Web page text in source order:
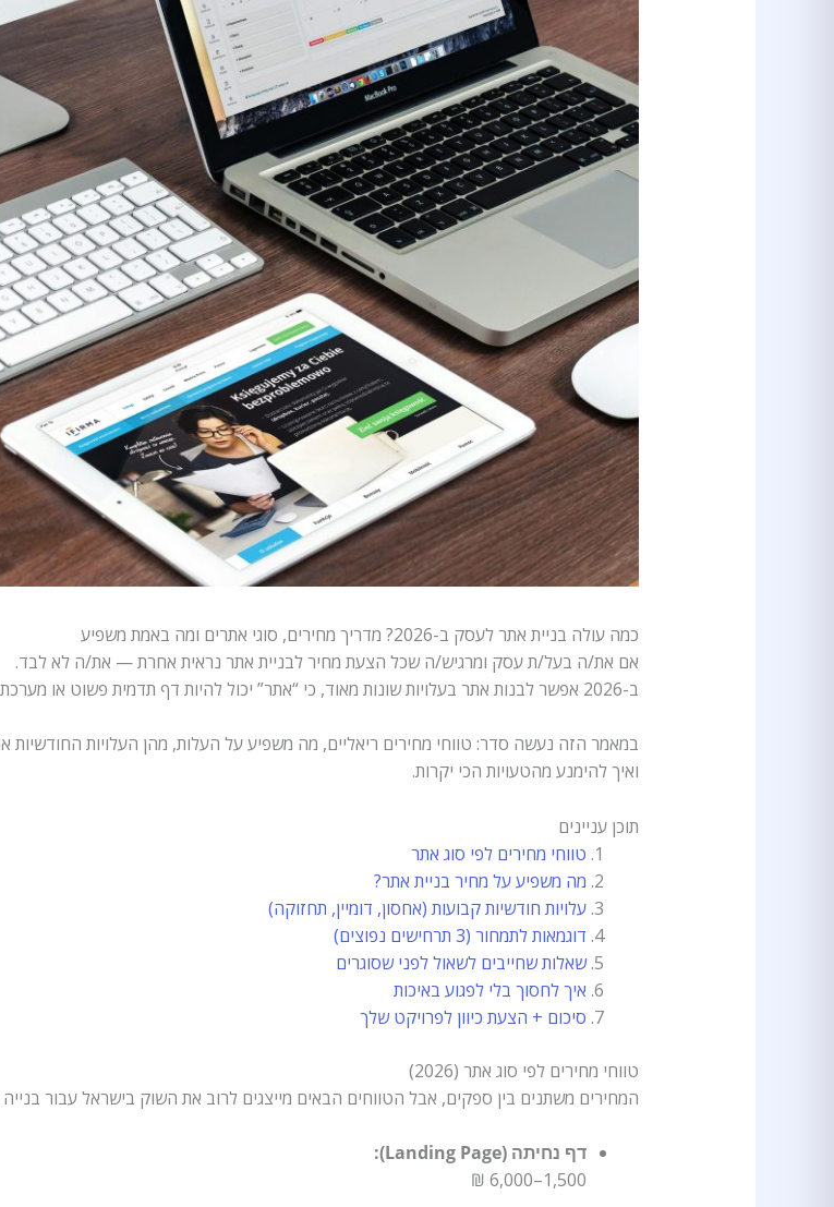
כמה עולה בניית אתר לעסק ב-2026? מדריך מחירים, סוגי אתרים ומה באמת משפיע
אם את/ה בעל/ת עסק ומרגיש/ה שכל הצעת מחיר לבניית אתר נראית אחרת — את/ה לא לבד.
ב-2026 אפשר לבנות אתר בעלויות שונות מאוד, כי “אתר” יכול להיות דף תדמית פשוט או מערכת מורכבת עם אוטומציות, סליקה, CRM וחיבורים לכלים נוספים.
במאמר הזה נעשה סדר: טווחי מחירים ריאליים, מה משפיע על העלות, מהן העלויות
ואיך להימנע מהטעויות הכי יקרות.
תוכן עניינים
טווחי מחירים לפי סוג אתר
מה משפיע על מחיר בניית אתר?
עלויות חודשיות קבועות (אחסון, דומיין, תחזוקה)
דוגמאות לתמחור (3 תרחישים נפוצים)
שאלות שחייבים לשאול לפני שסוגרים
איך לחסוך בלי לפגוע באיכות
סיכום + הצעת כיוון לפרויקט שלך
טווחי מחירים לפי סוג אתר (2026)
המחירים משתנים בין ספקים, אבל הטווחים הבאים מייצגים לרוב את השוק בישראל עבור
דף נחיתה (Landing Page):
1,500–6,000 ₪